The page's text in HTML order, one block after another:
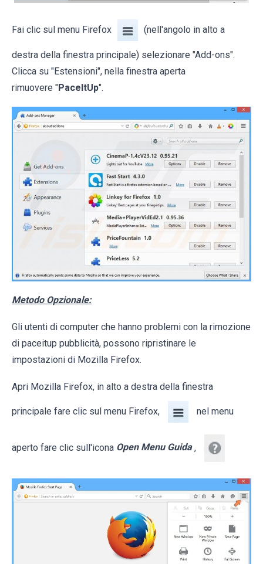
Fai clic sul menu Firefox (nell'angolo in alto a
destra della finestra principale) selezionare "Add-ons".
Clicca su "Estensioni", nella finestra aperta
rimuovere "PaceItUp".
Metodo Opzionale:
Gli utenti di computer che hanno problemi con la rimozione
di paceitup pubblicità, possono ripristinare le
impostazioni di Mozilla Firefox.
Apri Mozilla Firefox, in alto a destra della finestra
principale fare clic sul menu Firefox, nel menu
aperto fare clic sull'icona Open Menu Guida ,